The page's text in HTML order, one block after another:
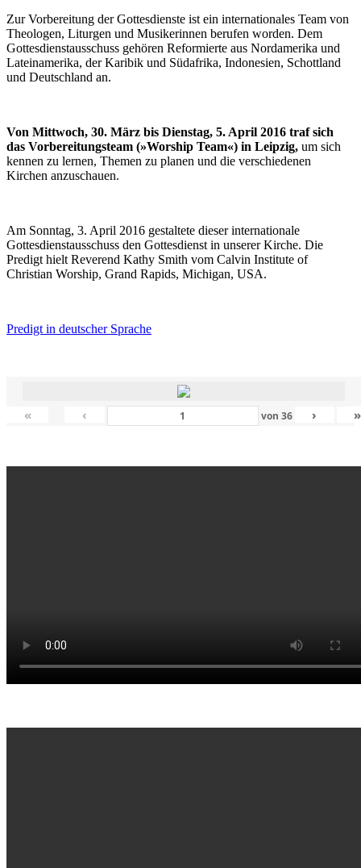
Zur Vorbereitung der Gottesdienste ist ein internationales Team von
Theologen, Liturgen und Musikerinnen berufen worden. Dem
Gottesdienstausschuss gehören Reformierte aus Nordamerika und
Lateinamerika, der Karibik und Südafrika, Indonesien, Schottland
und Deutschland an.
Von Mittwoch, 30. März bis Dienstag, 5. April 2016 traf sich
das Vorbereitungsteam (»Worship Team«) in Leipzig, um sich
kennen zu lernen, Themen zu planen und die verschiedenen
Kirchen anzuschauen.
Am Sonntag, 3. April 2016 gestaltete dieser internationale
Gottesdienstausschuss den Gottesdienst in unserer Kirche. Die
Predigt hielt Reverend Kathy Smith vom Calvin Institute of
Christian Worship, Grand Rapids, Michigan, USA.
Predigt in deutscher Sprache
« ‹ von 36 › »